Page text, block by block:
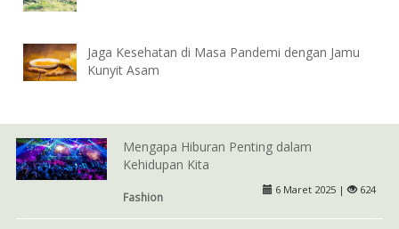
Jaga Kesehatan di Masa Pandemi dengan Jamu
Kunyit Asam
Mengapa Hiburan Penting dalam
Kehidupan Kita
Fashion
6 Maret 2025 | 624